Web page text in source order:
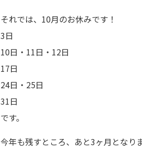
それでは、10月のお休みです！
3日
10日・11日・12日
17日
24日・25日
31日
です。
今年も残すところ、あと3ヶ月となり